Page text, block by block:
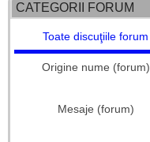
CATEGORII FORUM
Toate discuţiile forum
Origine nume (forum)
Mesaje (forum)